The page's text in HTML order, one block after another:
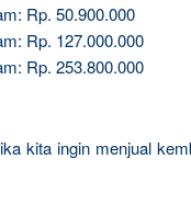
Rp. 50.900.000
Rp. 127.000.000
Rp. 253.800.000
kita ingin menjual